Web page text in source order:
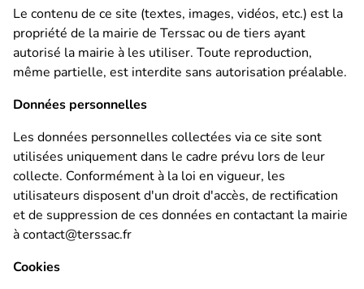
Nous
contacter
scolaire
Action
sociale
Le contenu de ce site (textes, images, vidéos, etc.) est la
propriété de la mairie de Terssac ou de tiers ayant
autorisé la mairie à les utiliser. Toute reproduction,
même partielle, est interdite sans autorisation préalable.
Données personnelles
Les données personnelles collectées via ce site sont
utilisées uniquement dans le cadre prévu lors de leur
collecte. Conformément à la loi en vigueur, les
utilisateurs disposent d'un droit d'accès, de rectification
et de suppression de ces données en contactant la mairie
à contact@terssac.fr
Cookies